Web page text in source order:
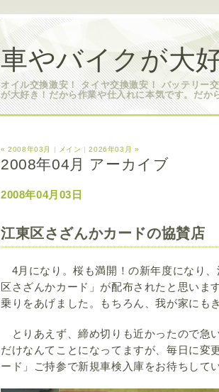
車やバイクが大
オイル交換激安！ タイヤ交換激安！ バッテリー
が大好き！だから作業や仕入れに本気です。だか
« 2008年03月 | メイン |2026年03月 »
2008年04月 アーカイブ
2008年04月03日
江東区さざんかカードの協賛店
4月になり。桜も満開！の新年度になり
区さざんかカード」が配布されたと思いま
乗りをあげました。もちろん、我が家にも
とりあえず、締め切りも近かったので急
だけなんてことになってますが、毎日に変
ード」ご持参で新規車検入庫をお待ちして